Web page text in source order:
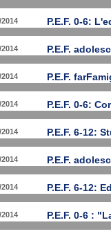
2014 P.E.F. 0-6:
2014 P.E.F.
2014 P.E.F.
2014 P.E.F. 0-6:
2014 P.E.F. 6-12:
2014 P.E.F.
2014 P.E.F. 6-12:
2014 P.E.F. 0-6 :